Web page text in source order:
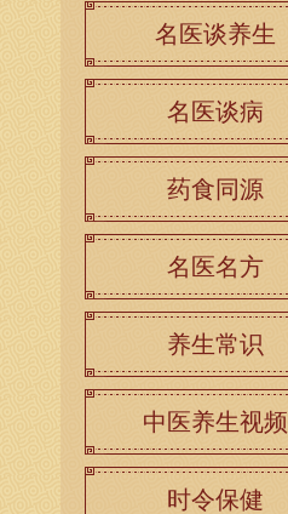
名医谈养生
名医谈病
药食同源
名医名方
养生常识
中医养生视频
时令保健